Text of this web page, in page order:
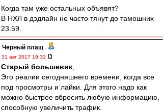
Когда там уже остальных объявят?
В НХЛ в дэдлайн не часто тянут до тамошних
23.59.
Черный плащ -
31 авг 2017 19:32
Старый большевик
Это реалии сегодняшнего времени, когда все
под просмотры и лайки. Для этого надо как
можно быстрее вбросить любую информацию,
способную увеличить трафик.